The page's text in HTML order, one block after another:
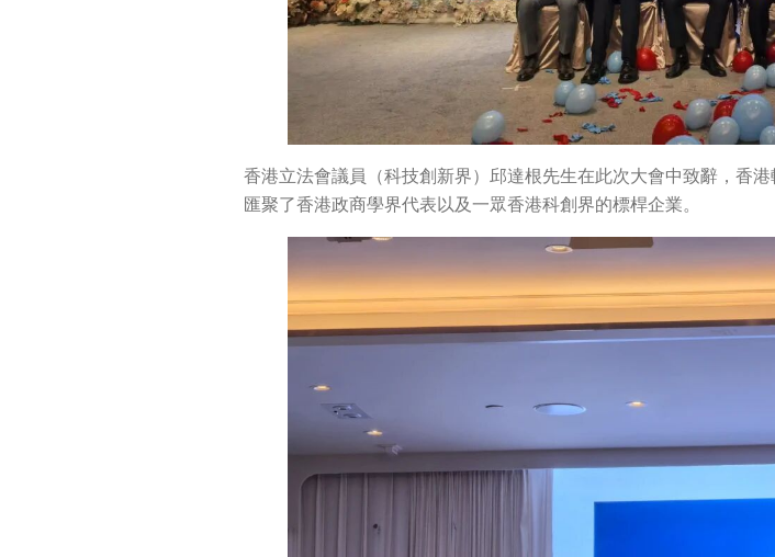
香港立法會議員（科技創新界）邱達根先生在此次大會中致辭，香
匯聚了香港政商學界代表以及一眾香港科創界的標桿企業。